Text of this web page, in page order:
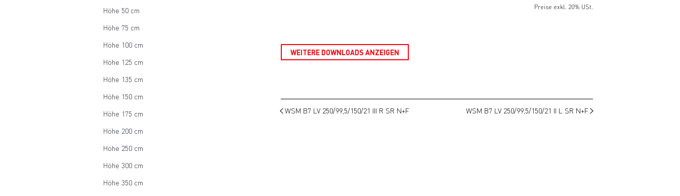
Höhe 50 cm
Höhe 75 cm
Höhe 100 cm
Höhe 125 cm
Höhe 135 cm
Höhe 150 cm
Höhe 175 cm
Höhe 200 cm
Höhe 250 cm
Höhe 300 cm
Höhe 350 cm
Preise exkl. 20% USt.
WEITERE DOWNLOADS ANZEIGEN
WSM B7 LV 250/99,5/150/21 III R SR N+F WSM B7 LV 250/99,5/150/21 II L SR N+F